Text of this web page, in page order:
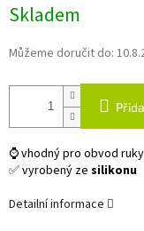
cena:
Skladem
Můžeme doručit do:
⌚ vhodný pro obvod
✅ vyrobený ze silikonu
Detailní informace